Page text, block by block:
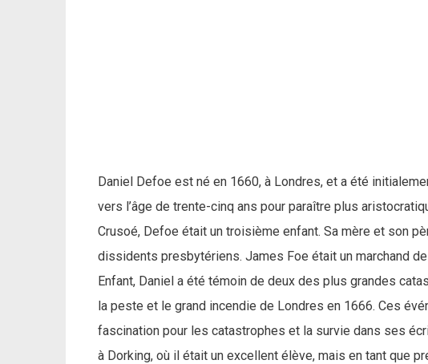
Daniel Defoe est né en 1660, à Londres, et a été
vers l’âge de trente-cinq ans pour paraître plus
Crusoé, Defoe était un troisième enfant. Sa mère et son
dissidents presbytériens. James Foe était un marchand
Enfant, Daniel a été témoin de deux des plus grandes
la peste et le grand incendie de Londres en 1666. Ces
fascination pour les catastrophes et la survie dans ses
à Dorking, où il était un excellent élève, mais en tant que